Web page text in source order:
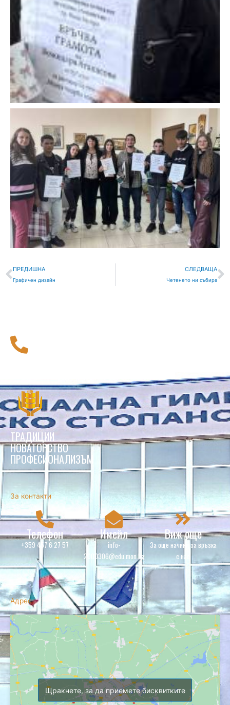
Prev
ПРЕДИШНА
Графичен дизайн
СЛЕДВАЩА
Четенето ни събира
116 111
ТРАДИЦИИ
НОВАТОРСТВО
ПРОФЕСИОНАЛИЗЪМ
За контакти
Телефон
+359 457 6 27 57
Имейл
info-
2000306@edu.mon.bg
Виж още
За още начини за връзка
с нас
Адрес
Щракнете, за да приемете бисквитките